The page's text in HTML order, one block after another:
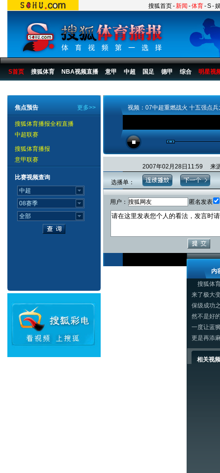
搜狐首页-新闻 -体育-S-
S首页 搜狐体育 NBA视频直播 意甲 中超 国足 德甲 综合 明星视
更多>>
焦点预告
搜狐体育播报全程直播
中超联赛
搜狐体育播报
意甲联赛
比赛视频查询
视频：07中超重燃战火 十五强点
2007年02月28日11:59 来
选播单：
用户： 匿名发表
内
搜狐体
来了极大
保级成功
然不是好
一度让蓝
更是再添
相关视